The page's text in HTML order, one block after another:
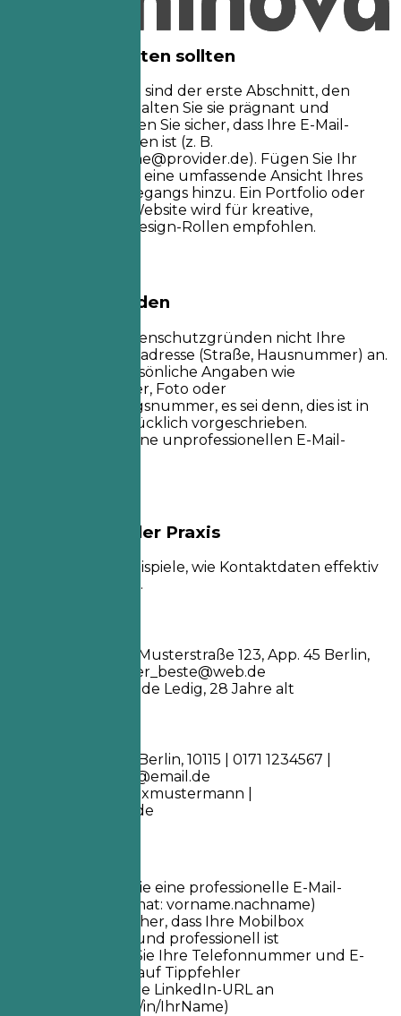
Worauf Sie achten sollten
Ihre Kontaktdaten sind der erste Abschnitt, den
Recruiter sehen. Halten Sie sie prägnant und
professionell. Stellen Sie sicher, dass Ihre E-Mail-
Adresse angemessen ist (z. B.
vorname.nachname@provider.de). Fügen Sie Ihr
LinkedIn-Profil für eine umfassende Ansicht Ihres
beruflichen Werdegangs hinzu. Ein Portfolio oder
eine persönliche Website wird für kreative,
technische oder Design-Rollen empfohlen.
Besser vermeiden
Geben Sie aus Datenschutzgründen nicht Ihre
vollständige Privatadresse (Straße, Hausnummer) an.
Vermeiden Sie persönliche Angaben wie
Familienstand, Alter, Foto oder
Sozialversicherungsnummer, es sei denn, dies ist in
Ihrem Land ausdrücklich vorgeschrieben.
Verwenden Sie keine unprofessionellen E-Mail-
Beispiele aus der Praxis
Sehen Sie klare Beispiele, wie Kontaktdaten effektiv
formatiert werden.
Max Mustermann Musterstraße 123, App. 45 Berlin,
supermax_der_beste@web.de
github.com/maxcode Ledig, 28 Jahre alt
Max Mustermann Berlin, 10115 | 0171 1234567 |
max.mustermann@email.de
linkedin.com/in/maxmustermann |
maxmustermann.de
Verwenden Sie eine professionelle E-Mail-
Adresse (Format: vorname.nachname)
Stellen Sie sicher, dass Ihre Mobilbox
eingerichtet und professionell ist
Überprüfen Sie Ihre Telefonnummer und E-
Mail-Adresse auf Tippfehler
Passen Sie Ihre LinkedIn-URL an
(linkedin.com/in/IhrName)